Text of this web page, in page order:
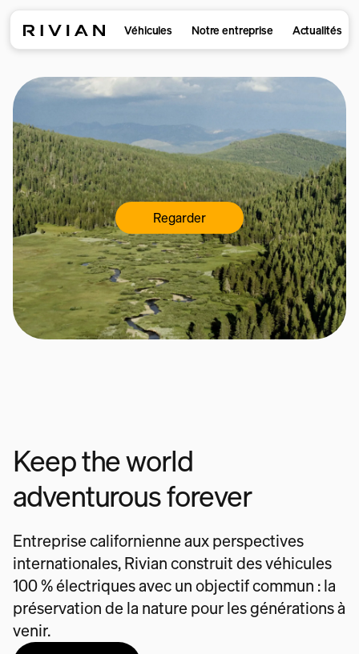
Véhicules Notre entreprise Actualités
Regarder
Keep the world
adventurous forever
Entreprise californienne aux perspectives
internationales, Rivian construit des véhicules
100 % électriques avec un objectif commun : la
préservation de la nature pour les générations à
venir.